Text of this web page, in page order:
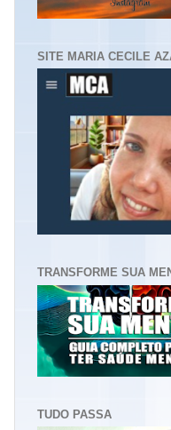
SITE MARIA CECILE
TRANSFORME SUA
TUDO PASSA